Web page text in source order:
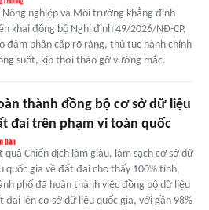
Nông nghiệp và Môi trường khẳng định
khai đồng bộ Nghị định 49/2026/NĐ-CP,
đảm phân cấp rõ ràng, thủ tục hành chính
suốt, kịp thời tháo gỡ vướng mắc.
thành đồng bộ cơ sở dữ liệu
đai trên phạm vi toàn quốc
quả Chiến dịch làm giàu, làm sạch cơ sở dữ
quốc gia về đất đai cho thấy 100% tỉnh,
phố đã hoàn thành việc đồng bộ dữ liệu
đai lên cơ sở dữ liệu quốc gia, với gần 98%